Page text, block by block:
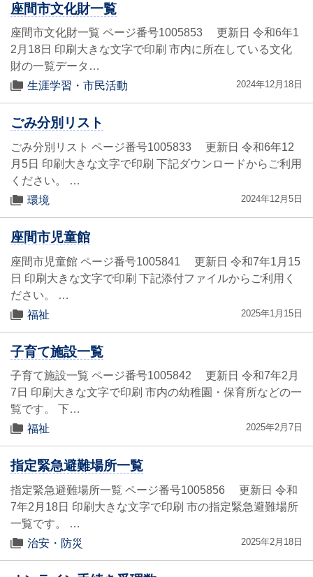
座間市文化財一覧
座間市文化財一覧 ページ番号1005853 更新日 令和6年1
2月18日 印刷大きな文字で印刷 市内に所在している文化
財の一覧データ…
生涯学習・市民活動
2024年12月18日
ごみ分別リスト
ごみ分別リスト ページ番号1005833 更新日 令和6年12
月5日 印刷大きな文字で印刷 下記ダウンロードからご利用
ください。 …
環境
2024年12月5日
座間市児童館
座間市児童館 ページ番号1005841 更新日 令和7年1月15
日 印刷大きな文字で印刷 下記添付ファイルからご利用く
ださい。 …
福祉
2025年1月15日
子育て施設一覧
子育て施設一覧 ページ番号1005842 更新日 令和7年2月
7日 印刷大きな文字で印刷 市内の幼稚園・保育所などの一
覧です。 下…
福祉
2025年2月7日
指定緊急避難場所一覧
指定緊急避難場所一覧 ページ番号1005856 更新日 令和
7年2月18日 印刷大きな文字で印刷 市の指定緊急避難場所
一覧です。 …
治安・防災
2025年2月18日